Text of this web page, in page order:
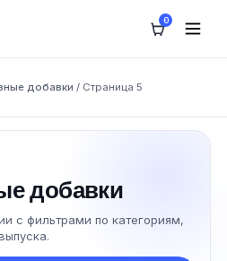
0
добавки / Страница 5
добавки
с фильтрами по категориям,